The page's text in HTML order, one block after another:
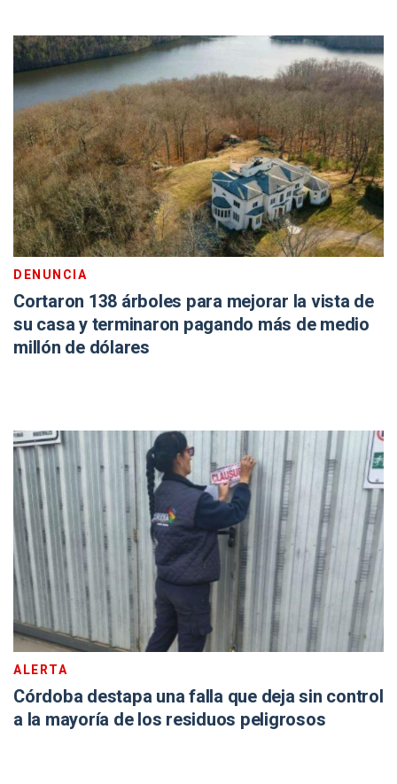
DENUNCIA
Cortaron 138 árboles para mejorar la vista de
su casa y terminaron pagando más de medio
millón de dólares
ALERTA
Córdoba destapa una falla que deja sin control
a la mayoría de los residuos peligrosos